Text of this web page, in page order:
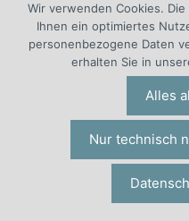
Beliebte
Pole
Beliebte
Beliebte
Beliebte
Wir verwenden Cookies.
Ihnen ein optimiertes
personenbezogene Daten
erhalten Sie in
Alles
Nur technisch